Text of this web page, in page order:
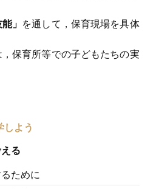
」 を通して，保育現場を具体
，保育所等での子どもたちの実
よう
る
ために